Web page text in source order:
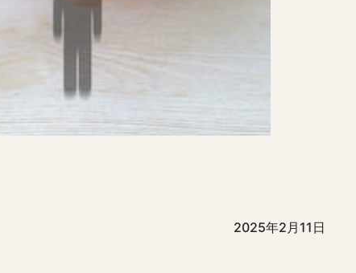
2025年2月11日